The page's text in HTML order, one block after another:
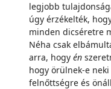
legjobb
úgy érzékelték,
minden dicséretre
Néha csak
arra, hogy én
hogy örülnek-e
felnőttségre és